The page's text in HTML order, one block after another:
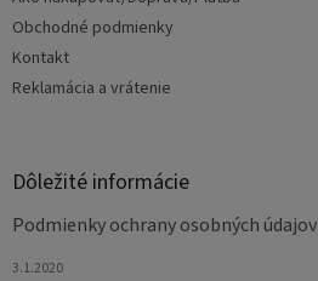
Obchodné podmienky
Kontakt
Reklamácia a vrátenie
Dôležité informácie
Podmienky ochrany osobných údajov
3.1.2020